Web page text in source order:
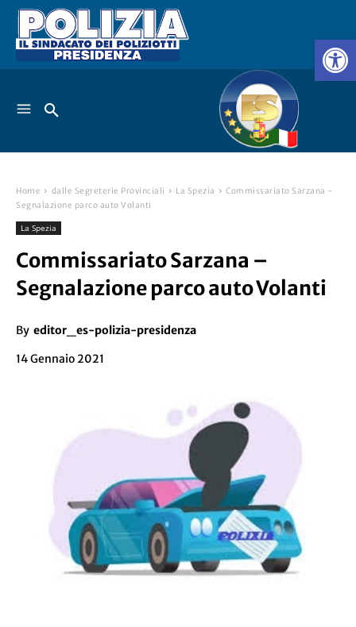
Home dalle Segreterie Provinciali La Spezia
Commissariato Sarzana -
Segnalazione parco auto Volanti
La Spezia
Commissariato Sarzana –
Segnalazione parco auto Volanti
By editor_es-polizia-presidenza
14 Gennaio 2021